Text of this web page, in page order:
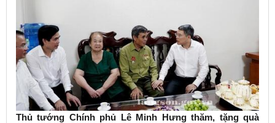
Thủ tướng Chính phủ Lê Minh Hưng thăm, tặng quà